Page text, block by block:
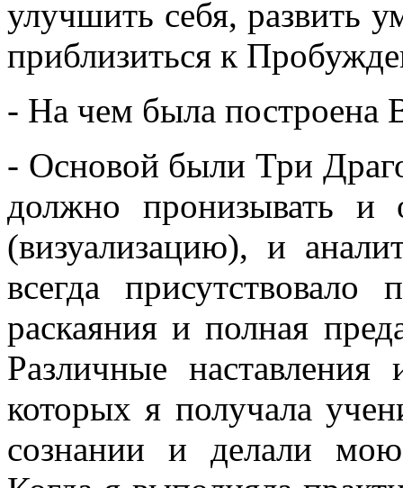
улучшить себя, развить
приблизиться к
- На чем была построена
- Основой были Три
должно пронизывать и
(визуализацию), и
всегда
раскаяния и полная
Различные
которых я получала
сознании и делали